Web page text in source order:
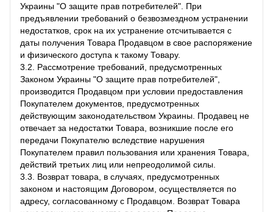
Украины "О защите прав потребителей". При
предъявлении требований о безвозмездном устранении
недостатков, срок на их устранение отсчитывается с
даты получения Товара Продавцом в свое распоряжение
и физического доступа к такому Товару.
3.2. Рассмотрение требований, предусмотренных
Законом Украины "О защите прав потребителей",
производится Продавцом при условии предоставления
Покупателем документов, предусмотренных
действующим законодательством Украины. Продавец не
отвечает за недостатки Товара, возникшие после его
передачи Покупателю вследствие нарушения
Покупателем правил пользования или хранения Товара,
действий третьих лиц или непреодолимой силы.
3.3. Возврат товара, в случаях, предусмотренных
законом и настоящим Договором, осуществляется по
адресу, согласованному с Продавцом. Возврат Товара